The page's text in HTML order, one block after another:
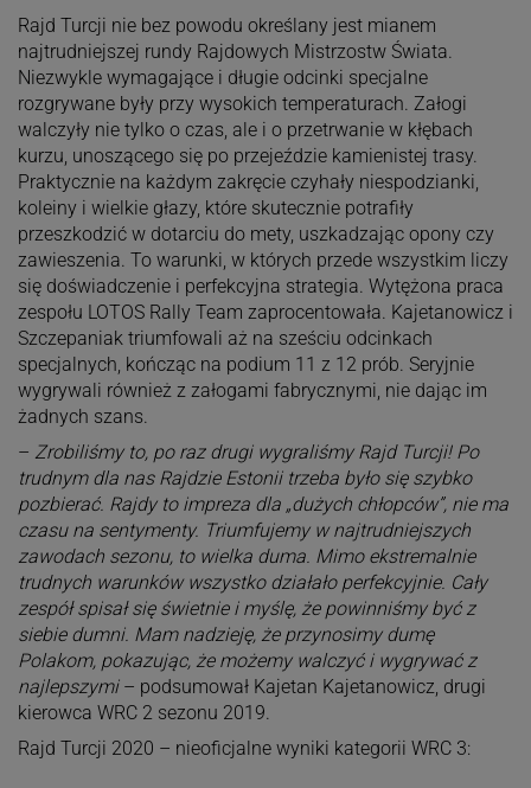
Rajd Turcji nie bez powodu określany jest mianem
najtrudniejszej rundy Rajdowych Mistrzostw Świata.
Niezwykle wymagające i długie odcinki specjalne
rozgrywane były przy wysokich temperaturach. Załogi
walczyły nie tylko o czas, ale i o przetrwanie w kłębach
kurzu, unoszącego się po przejeździe kamienistej trasy.
Praktycznie na każdym zakręcie czyhały niespodzianki,
koleiny i wielkie głazy, które skutecznie potrafiły
przeszkodzić w dotarciu do mety, uszkadzając opony czy
zawieszenia. To warunki, w których przede wszystkim liczy
się doświadczenie i perfekcyjna strategia. Wytężona praca
zespołu LOTOS Rally Team zaprocentowała. Kajetanowicz i
Szczepaniak triumfowali aż na sześciu odcinkach
specjalnych, kończąc na podium 11 z 12 prób. Seryjnie
wygrywali również z załogami fabrycznymi, nie dając im
żadnych szans.
– Zrobiliśmy to, po raz drugi wygraliśmy Rajd Turcji! Po
trudnym dla nas Rajdzie Estonii trzeba było się szybko
pozbierać. Rajdy to impreza dla „dużych chłopców”, nie ma
czasu na sentymenty. Triumfujemy w najtrudniejszych
zawodach sezonu, to wielka duma. Mimo ekstremalnie
trudnych warunków wszystko działało perfekcyjnie. Cały
zespół spisał się świetnie i myślę, że powinniśmy być z
siebie dumni. Mam nadzieję, że przynosimy dumę
Polakom, pokazując, że możemy walczyć i wygrywać z
najlepszymi– podsumował Kajetan Kajetanowicz, drugi
kierowca WRC 2 sezonu 2019.
Rajd Turcji 2020 – nieoficjalne wyniki kategorii WRC 3: